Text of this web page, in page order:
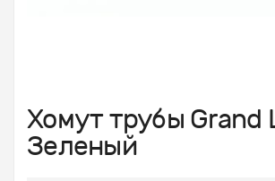
Хомут трубы Grand
Зеленый